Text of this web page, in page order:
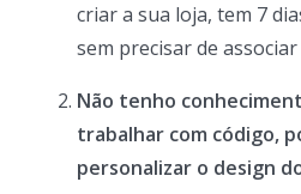
criar a sua loja, tem 7
sem precisar de
Não tenho
trabalhar com código,
personalizar o design